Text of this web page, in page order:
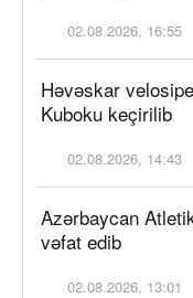
02.08.2026, 16:55
Həvəskar
Kuboku keçirilib
02.08.2026, 14:43
Azərbaycan
vəfat edib
02.08.2026, 13:01